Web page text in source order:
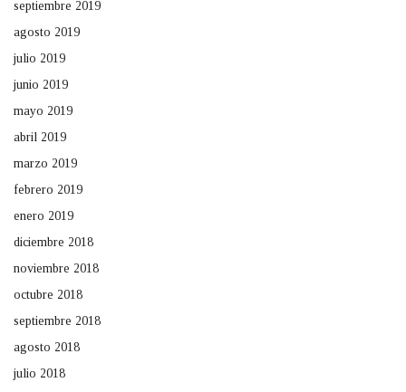
septiembre 2019
agosto 2019
julio 2019
junio 2019
mayo 2019
abril 2019
marzo 2019
febrero 2019
enero 2019
diciembre 2018
noviembre 2018
octubre 2018
septiembre 2018
agosto 2018
julio 2018